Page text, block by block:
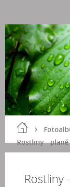
Rostliny -
Rostliny